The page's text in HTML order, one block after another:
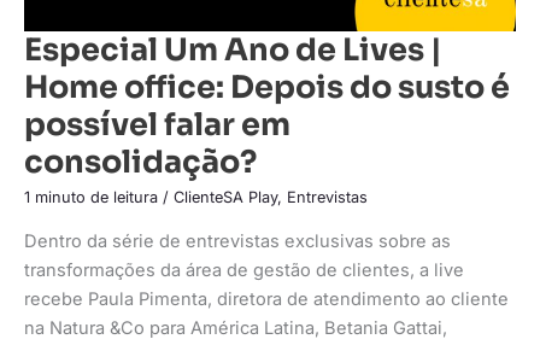
Especial Um Ano de Lives |
Home office: Depois do susto é
possível falar em
consolidação?
1 minuto de leitura / ClienteSA Play, Entrevistas
Dentro da série de entrevistas exclusivas sobre as
transformações da área de gestão de clientes, a live
recebe Paula Pimenta, diretora de atendimento ao cliente
na Natura &Co para América Latina, Betania Gattai,